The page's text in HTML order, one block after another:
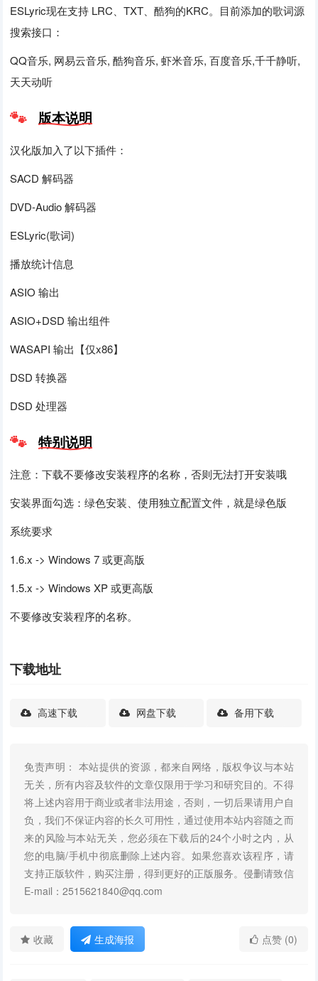
ESLyric现在支持 LRC、TXT、酷狗的KRC。目前添加的歌词源
搜索接口：
QQ音乐, 网易云音乐, 酷狗音乐, 虾米音乐, 百度音乐,千千静听,
天天动听
版本说明
汉化版加入了以下插件：
SACD 解码器
DVD-Audio 解码器
ESLyric(歌词)
播放统计信息
ASIO 输出
ASIO+DSD 输出组件
WASAPI 输出【仅x86】
DSD 转换器
DSD 处理器
特别说明
注意：下载不要修改安装程序的名称，否则无法打开安装哦
安装界面勾选：绿色安装、使用独立配置文件，就是绿色版
系统要求
1.6.x -> Windows 7 或更高版
1.5.x -> Windows XP 或更高版
不要修改安装程序的名称。
下载地址
高速下载 网盘下载 备用下载
免责声明： 本站提供的资源，都来自网络，版权争议与本站
无关，所有内容及软件的文章仅限用于学习和研究目的。不得
将上述内容用于商业或者非法用途，否则，一切后果请用户自
负，我们不保证内容的长久可用性，通过使用本站内容随之而
来的风险与本站无关，您必须在下载后的24个小时之内，从
您的电脑/手机中彻底删除上述内容。如果您喜欢该程序，请
支持正版软件，购买注册，得到更好的正版服务。侵删请致信
E-mail：2515621840@qq.com
收藏 生成海报 点赞 (0)